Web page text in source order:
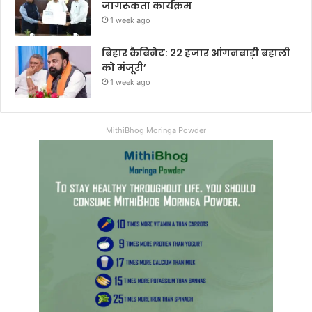
जागरूकता कार्यक्रम
1 week ago
बिहार कैबिनेट: 22 हजार आंगनबाड़ी बहाली
को मंजूरी’
1 week ago
MithiBhog Moringa Powder